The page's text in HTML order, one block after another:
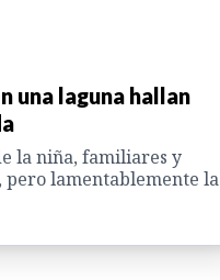
una laguna hallan
la niña, familiares y
pero lamentablemente la